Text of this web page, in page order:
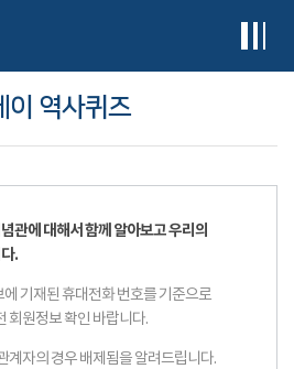
이 역사퀴즈
관에 대해서 함께 알아보고 우리의
.
기재된 휴대전화 번호를 기준으로
회원정보 확인 바랍니다.
계자의 경우 배제됨을 알려드립니다.